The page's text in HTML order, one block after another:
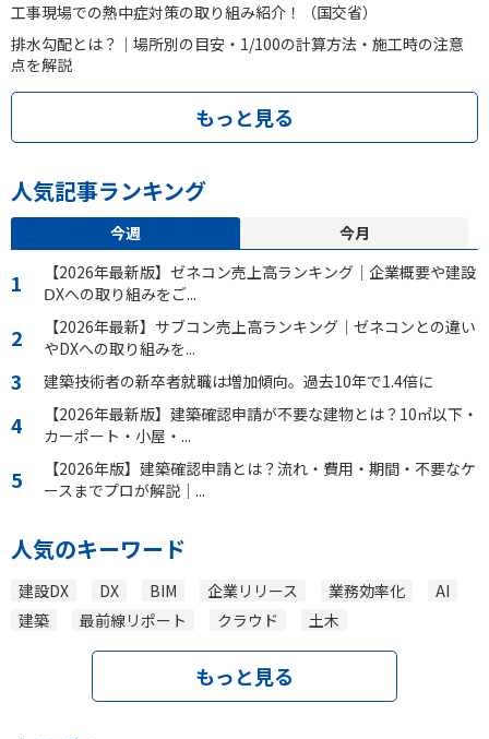
工事現場での熱中症対策の取り組み紹介！（国交省）
排水勾配とは？｜場所別の目安・1/100の計算方法・施工時の注意
点を解説
もっと見る
人気記事ランキング
今週
今月
【2026年最新版】ゼネコン売上高ランキング｜企業概要や建設
ⅮXへの取り組みをご...
【2026年最新】サブコン売上高ランキング｜ゼネコンとの違い
やDXへの取り組みを...
建築技術者の新卒者就職は増加傾向。過去10年で1.4倍に
【2026年最新版】建築確認申請が不要な建物とは？10㎡以下・
カーポート・小屋・...
【2026年版】建築確認申請とは？流れ・費用・期間・不要なケ
ースまでプロが解説｜...
人気のキーワード
建設DX DX BIM 企業リリース 業務効率化
AI
建築
最前線リポート クラウド 土木
もっと見る